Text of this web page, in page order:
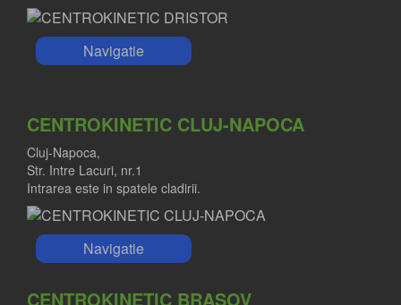
Navigatie
CENTROKINETIC CLUJ-NAPOCA
Cluj-Napoca,
Str. Intre Lacuri, nr.1
Intrarea este in spatele cladirii.
Navigatie
CENTROKINETIC BRASOV